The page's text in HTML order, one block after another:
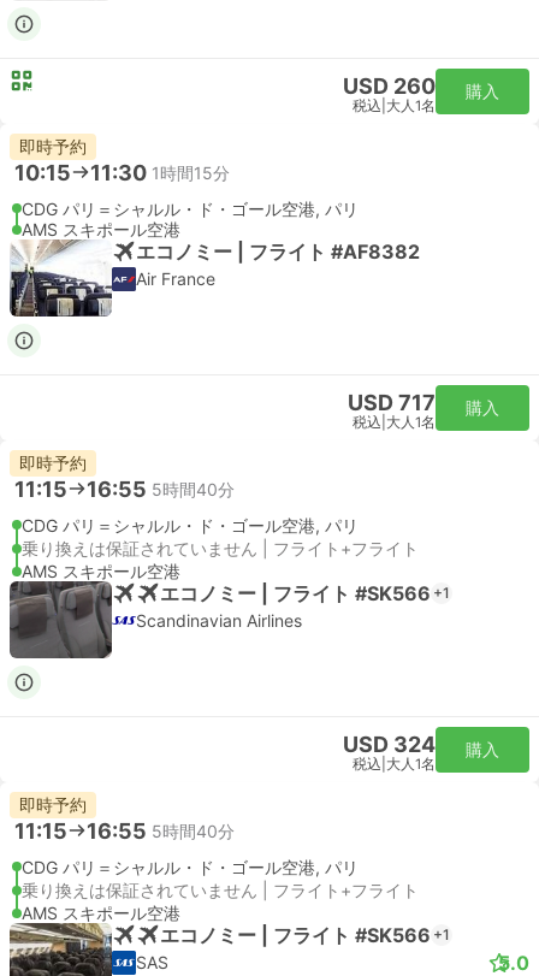
USD 260
税込 大人1名
購入
即時予約
10:15 11:30 1時間15分
CDG パリ＝シャルル・ド・ゴール空港, パリ
AMS スキポール空港
エコノミー | フライト #AF8382
Air France
USD 717
税込 大人1名
購入
即時予約
11:15 16:55 5時間40分
CDG パリ＝シャルル・ド・ゴール空港, パリ
乗り換えは保証されていません | フライト+フライト
AMS スキポール空港
エコノミー | フライト #SK566 +1
Scandinavian Airlines
USD 324
税込 大人1名
購入
即時予約
11:15 16:55 5時間40分
CDG パリ＝シャルル・ド・ゴール空港, パリ
乗り換えは保証されていません | フライト+フライト
AMS スキポール空港
エコノミー | フライト #SK566 +1
SAS 5.0